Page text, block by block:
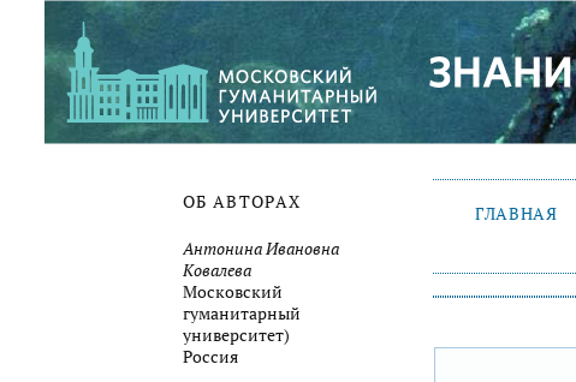
ОБ АВТОРАХ
Антонина Ивановна
Ковалева
Московский
гуманитарный
университет)
Россия
ГЛАВНАЯ